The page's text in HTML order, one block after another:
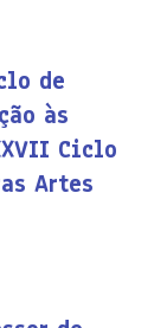
de
às
Ciclo
Artes